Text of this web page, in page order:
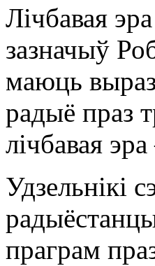
Лічбавая
зазначыў
маюць
радыё праз
лічбавая
Удзельнікі
праграм